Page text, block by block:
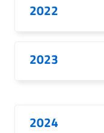
2022
2023
2024